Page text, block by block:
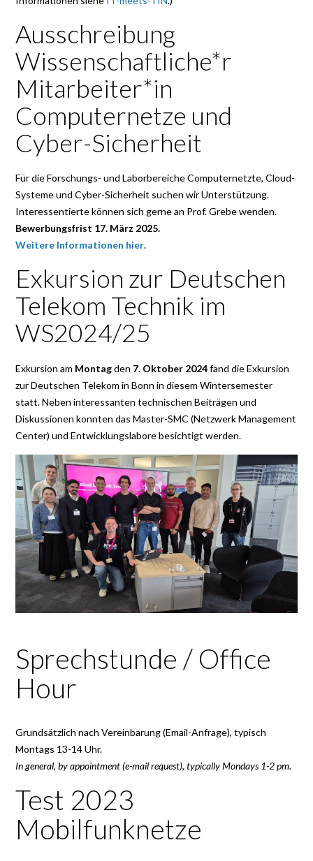
Ausschreibung
Wissenschaftliche*r
Mitarbeiter*in
Computernetze und
Cyber-Sicherheit
Für die Forschungs- und Laborbereiche Computernetzte, Cloud-
Systeme und Cyber-Sicherheit suchen wir Unterstützung.
Interessentierte können sich gerne an Prof. Grebe wenden.
Bewerbungsfrist 17. März 2025.
Weitere Informationen hier.
Exkursion zur Deutschen
Telekom Technik im
WS2024/25
Exkursion am Montagden 7. Oktober 2024fand die Exkursion
zur Deutschen Telekom in Bonn in diesem Wintersemester
statt. Neben interessanten technischen Beiträgen und
Diskussionen konnten das Master-SMC (Netzwerk Management
Center) und Entwicklungslabore besichtigt werden.
Sprechstunde / Office
Hour
Grundsätzlich nach Vereinbarung (Email-Anfrage), typisch
Montags 13-14 Uhr.
In general, by appointment (e-mail request), typically Mondays 1-2 pm.
Test 2023
Mobilfunknetze